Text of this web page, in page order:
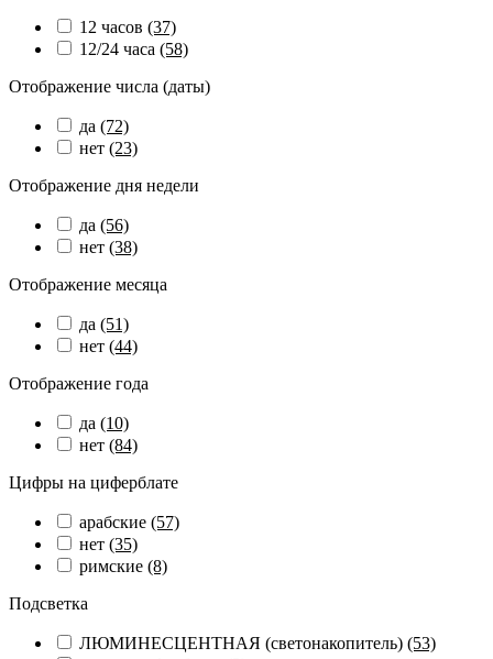
12 часов (37)
12/24 часа (58)
Отображение числа (даты)
да (72)
нет (23)
Отображение дня недели
да (56)
нет (38)
Отображение месяца
да (51)
нет (44)
Отображение года
да (10)
нет (84)
Цифры на циферблате
арабские (57)
нет (35)
римские (8)
Подсветка
ЛЮМИНЕСЦЕНТНАЯ (светонакопитель) (53)